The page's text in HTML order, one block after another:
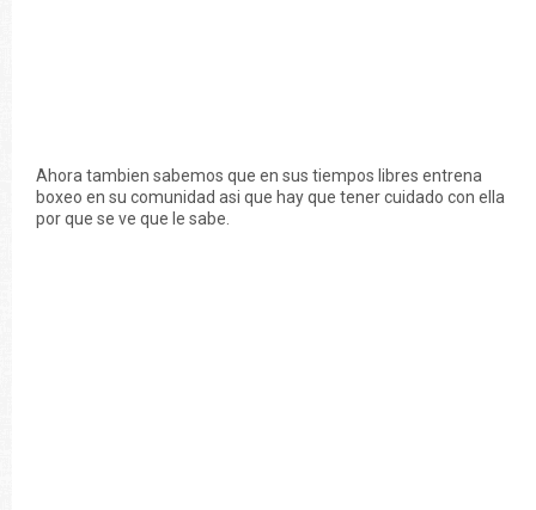
Ahora tambien sabemos que en sus tiempos libres entrena
boxeo en su comunidad asi que hay que tener cuidado con ella
por que se ve que le sabe.